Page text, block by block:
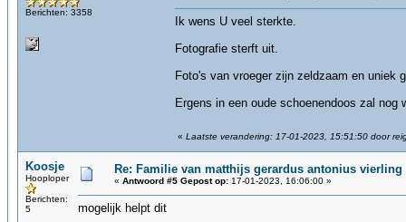
Berichten: 3358
Ik wens U veel sterkte.
Fotografie sterft uit.
Foto's van vroeger zijn zeldzaam en uniek
Ergens in een oude schoenendoos zal nog
« Laatste verandering: 17-01-2023, 15:51:50 door
Koosje
Hooploper
Berichten:
5
Re: Familie van matthijs gerardus antonius
« Antwoord #5 Gepost op: 17-01-2023, 16:06:00 »
mogelijk helpt dit